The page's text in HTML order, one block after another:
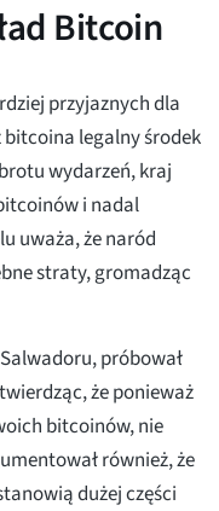
Bitcoin
przyjaznych dla
legalny środek
wydarzeń, kraj
i nadal
uważa, że naród
straty, gromadząc
próbował
że ponieważ
bitcoinów, nie
również, że
dużej części